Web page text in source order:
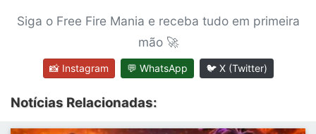
Siga o Free Fire Mania e receba tudo em primeira
mão 🚀
📸 Instagram 💬 WhatsApp 🐦 X (Twitter)
Notícias Relacionadas: